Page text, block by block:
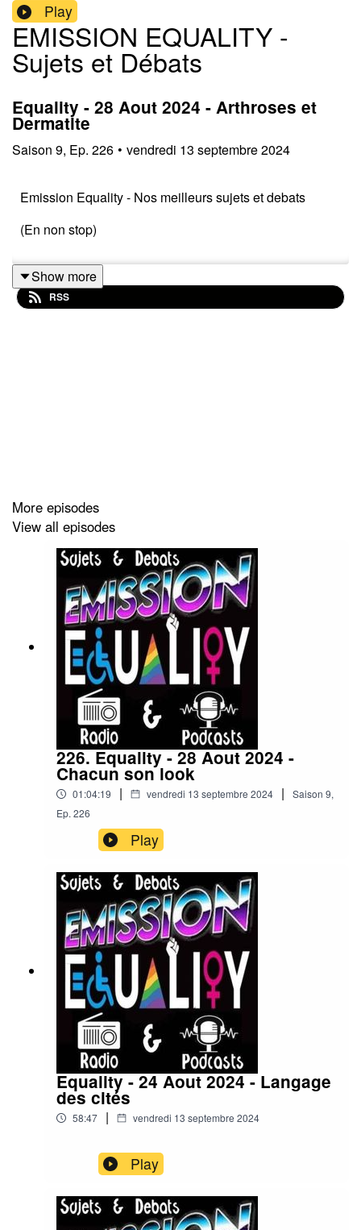
Play
EMISSION EQUALITY -
Sujets et Débats
Equality - 28 Aout 2024 - Arthroses et
Dermatite
Saison 9, Ep. 226 • vendredi 13 septembre 2024
Emission Equality - Nos meilleurs sujets et debats
(En non stop)
Show more
RSS
More episodes
View all episodes
226. Equality - 28 Aout 2024 -
Chacun son look
01:04:19 | vendredi 13 septembre 2024 | Saison 9,
Ep. 226
Play
Equality - 24 Aout 2024 - Langage
des cités
58:47 | vendredi 13 septembre 2024
Play